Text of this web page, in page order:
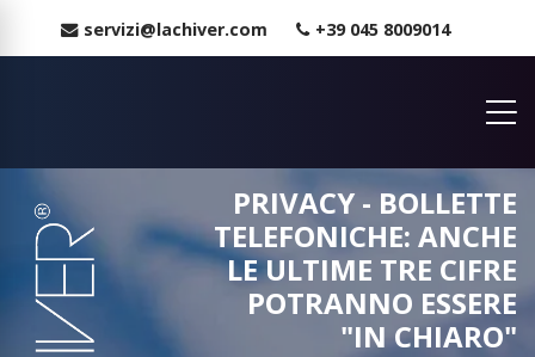
servizi@lachiver.com +39 045 8009014
PRIVACY - BOLLETTE
TELEFONICHE: ANCHE
LE ULTIME TRE CIFRE
POTRANNO ESSERE
"IN CHIARO"